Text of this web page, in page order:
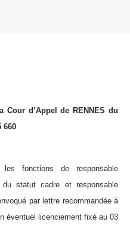
Cour d’Appel de RENNES du
660
fonctions de responsable
du statut cadre et responsable
par lettre recommandée à
éventuel licenciement fixé au 03